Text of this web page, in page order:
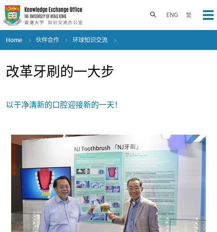
Skip
to
main
content
ENG 繁
Toggle search panel
Home 伙伴合作 环球知识交流
改革牙刷的一大步
以干净清新的口腔迎接新的一天！